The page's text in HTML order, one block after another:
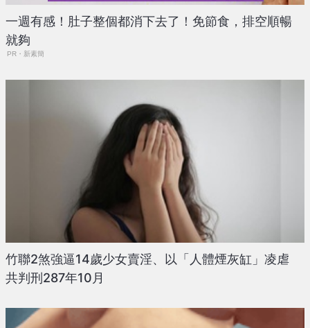
一週有感！肚子整個都消下去了！免節食，排空順暢
就夠
PR・新素簡
竹聯2煞強逼14歲少女賣淫、以「人體煙灰缸」凌虐
共判刑287年10月